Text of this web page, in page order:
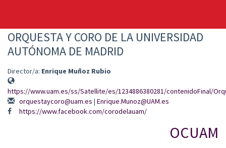
ORQUESTA Y CORO DE LA UNIVERSIDAD
AUTÓNOMA DE MADRID
Director/a: Enrique Muñoz Rubio
https://www.uam.es/ss/Satellite/es/1234886380281/contenidoFinal/
orquestaycoro@uam.es | Enrique.Munoz@UAM.es
https://www.facebook.com/corodelauam/
OCUAM